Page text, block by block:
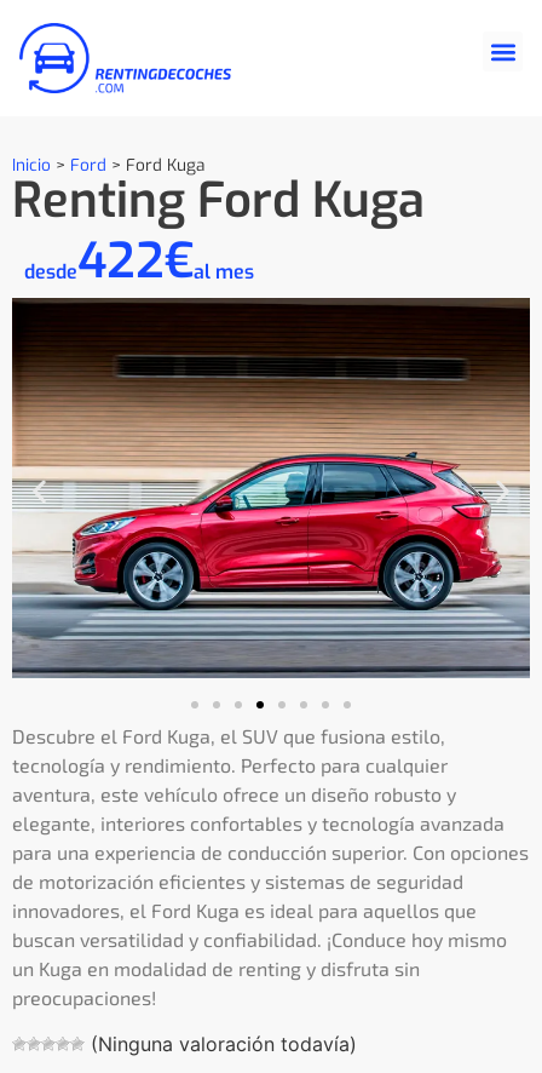
Inicio > Ford > Ford Kuga
Renting Ford Kuga
desde422€al mes
Descubre el Ford Kuga, el SUV que fusiona estilo,
tecnología y rendimiento. Perfecto para cualquier
aventura, este vehículo ofrece un diseño robusto y
elegante, interiores confortables y tecnología avanzada
para una experiencia de conducción superior. Con opciones
de motorización eficientes y sistemas de seguridad
innovadores, el Ford Kuga es ideal para aquellos que
buscan versatilidad y confiabilidad. ¡Conduce hoy mismo
un Kuga en modalidad de renting y disfruta sin
preocupaciones!
(Ninguna valoración todavía)